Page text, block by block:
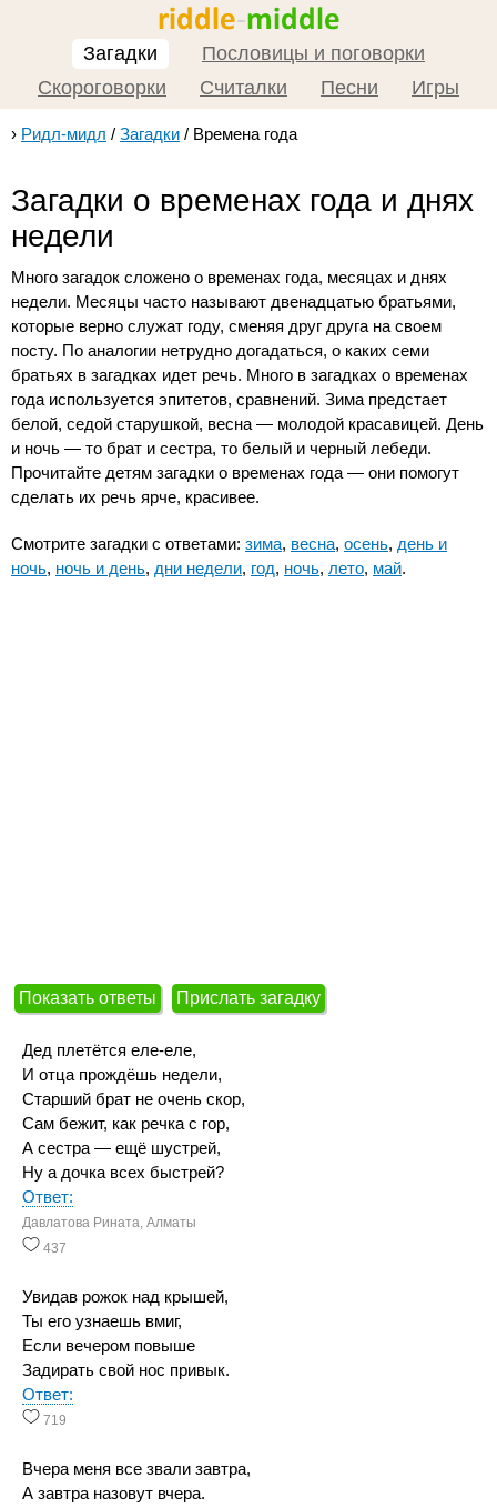
Загадки
Пословицы и поговорки
Скороговорки
Считалки Песни Игры
› Ридл-мидл / Загадки / Времена года
Загадки о временах года и днях
недели
Много загадок сложено о временах года, месяцах и днях
недели. Месяцы часто называют двенадцатью братьями,
которые верно служат году, сменяя друг друга на своем
посту. По аналогии нетрудно догадаться, о каких семи
братьях в загадках идет речь. Много в загадках о временах
года используется эпитетов, сравнений. Зима предстает
белой, седой старушкой, весна — молодой красавицей. День
и ночь — то брат и сестра, то белый и черный лебеди.
Прочитайте детям загадки о временах года — они помогут
сделать их речь ярче, красивее.
Смотрите загадки с ответами: зима, весна, осень, день и
ночь, ночь и день, дни недели, год, ночь, лето, май.
Показать ответы Прислать загадку
Дед плетётся еле-еле,
И отца прождёшь недели,
Старший брат не очень скор,
Сам бежит, как речка с гор,
А сестра — ещё шустрей,
Ну а дочка всех быстрей?
Ответ:
Давлатова Рината, Алматы
437
Увидав рожок над крышей,
Ты его узнаешь вмиг,
Если вечером повыше
Задирать свой нос привык.
Ответ:
719
Вчера меня все звали завтра,
А завтра назовут вчера.